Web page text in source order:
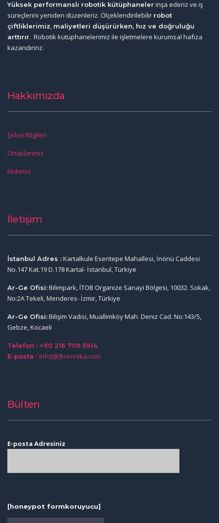
Yüksek performanslı robotik kütüphaneler inşa ederiz ve iş
süreçlerini yeniden düzenleriz. Ölçeklendirilebilir robot
çiftliklerimiz, maliyetleri düşürürken, hız ve doğruluğu
arttırır. Robotik kütüphanelerimiz ile işletmelere kurumsal hafıza
kazandırırız.
Hakkımızda
Şirket Bilgileri
Ortaklarımız
Ekibimiz
İletişim
İstanbul Adres :Kartalkule Esentepe Mahallesi, İnönü Caddesi
No.147 Kat.19 D.178 Kartal- İstanbul, Türkiye
Ar-Ge Ofisi:Bilimpark, İTOB Organize Sanayi Bölgesi, 10032. Sokak,
No:2A Tekeli, Menderes- İzmir, Türkiye
Ar-Ge Ofisi:Bilişim Vadisi, Muallimköy Mah. Deniz Cad. No:143/5,
Gebze, Kocaeli
Telefon : +90 216 709 5914
E-posta : info[@]kronnika.com
Bülten
E-posta Adresiniz
[honeypot formkoruyucu]